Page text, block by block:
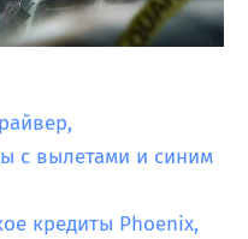
с вылетами и синим
кредиты Phoenix,